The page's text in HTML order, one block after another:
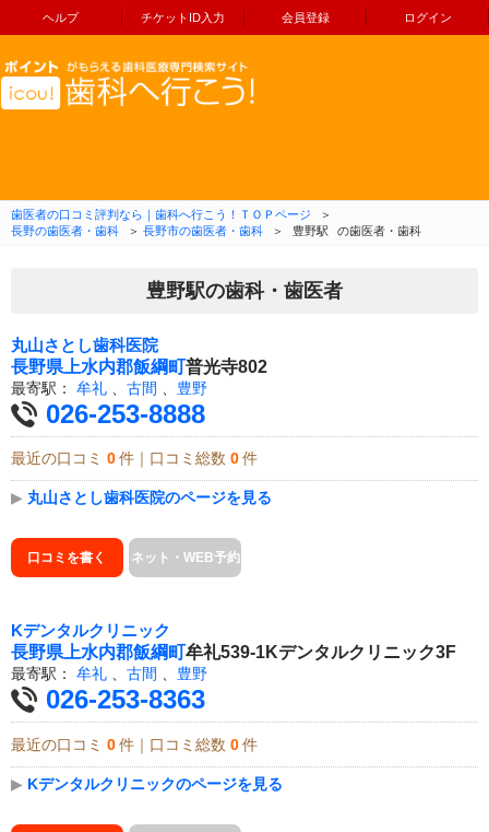
ヘルプ チケットID入力 会員登録 ログイン
コンテンツへ移動
歯医者の口コミ評判なら｜歯科へ行こう！ＴＯＰページ
＞
長野の歯医者・歯科
＞ 長野市の歯医者・歯科 ＞ 豊野駅 の歯医者・歯科
豊野駅の歯科・歯医者
丸山さとし歯科医院
長野県 上水内郡飯綱町普光寺802
最寄駅： 牟礼 古間 豊野
026-253-8888
最近の口コミ 0 件｜口コミ総数 0 件
▶ 丸山さとし歯科医院のページを見る
口コミを書く ネット・WEB予約
Kデンタルクリニック
長野県 上水内郡飯綱町牟礼539-1Kデンタルクリニック3F
最寄駅： 牟礼 、 古間 、 豊野
026-253-8363
最近の口コミ 0 件｜口コミ総数 0 件
▶ Kデンタルクリニックのページを見る